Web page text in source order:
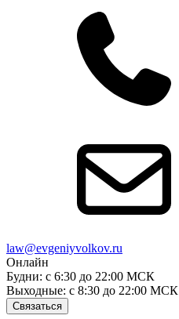
law@evgeniyvolkov.ru
Онлайн
Будни: с 6:30 до 22:00 МСК
Выходные: с 8:30 до 22:00 МСК
Связаться